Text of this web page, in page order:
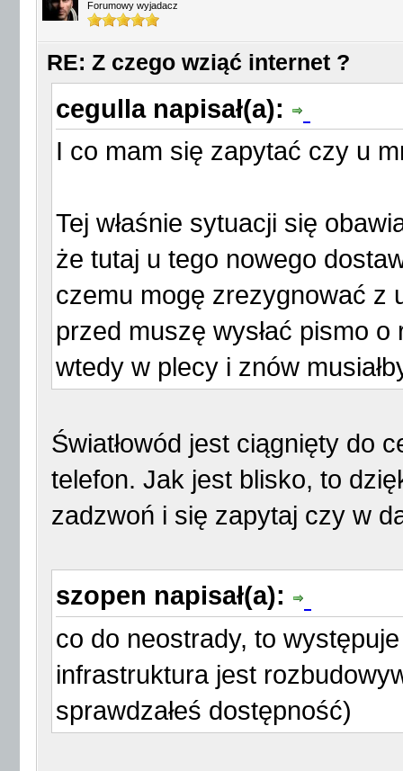
Forumowy wyjadacz
RE: Z czego wziąć internet ?
cegulla napisał(a):
I co mam się zapytać czy u
Tej właśnie sytuacji się
że tutaj u tego nowego
czemu mogę zrezygnować z
przed muszę wysłać pismo o
wtedy w plecy i znów
Światłowód jest ciągnięty do
telefon. Jak jest blisko, to
zadzwoń i się zapytaj czy w
szopen napisał(a):
co do neostrady, to
infrastruktura jest
sprawdzałeś dostępność)